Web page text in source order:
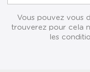
Vous pouvez vous
trouverez pour cela
les